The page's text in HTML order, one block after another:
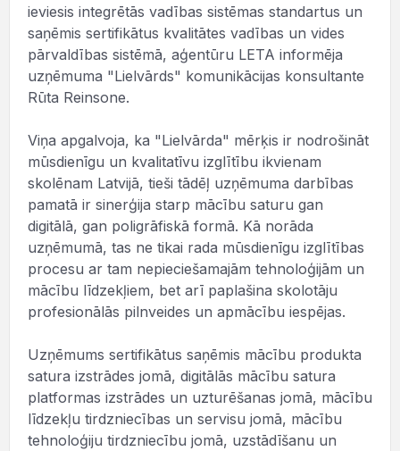
ieviesis integrētās vadības sistēmas standartus un
saņēmis sertifikātus kvalitātes vadības un vides
pārvaldības sistēmā, aģentūru LETA informēja
uzņēmuma "Lielvārds" komunikācijas konsultante
Rūta Reinsone.
Viņa apgalvoja, ka "Lielvārda" mērķis ir nodrošināt
mūsdienīgu un kvalitatīvu izglītību ikvienam
skolēnam Latvijā, tieši tādēļ uzņēmuma darbības
pamatā ir sinerģija starp mācību saturu gan
digitālā, gan poligrāfiskā formā. Kā norāda
uzņēmumā, tas ne tikai rada mūsdienīgu izglītības
procesu ar tam nepieciešamajām tehnoloģijām un
mācību līdzekļiem, bet arī paplašina skolotāju
profesionālās pilnveides un apmācību iespējas.
Uzņēmums sertifikātus saņēmis mācību produkta
satura izstrādes jomā, digitālās mācību satura
platformas izstrādes un uzturēšanas jomā, mācību
līdzekļu tirdzniecības un servisu jomā, mācību
tehnoloģiju tirdzniecību jomā, uzstādīšanu un